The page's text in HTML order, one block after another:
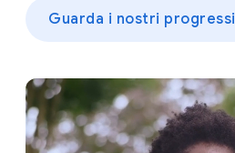
Guarda i nostri progressi